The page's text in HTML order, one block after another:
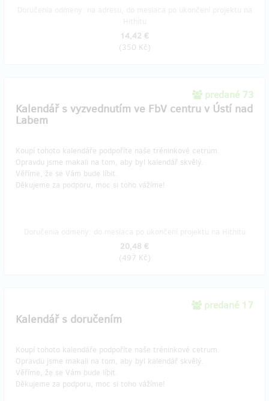
14,42 €
(350 Kč)
predané 73
Kalendář s vyzvednutím ve FbV centru v Ústí nad
Labem
Koupí tohoto kalendáře podpoříte naše tréninkové cetrum.
Opravdu jsme makali na tom, aby byl kalendář skvělý.
Věříme, že se Vám bude líbit.
Děkujeme za podporu, moc si toho vážíme!
20,48 €
(497 Kč)
predané 17
Kalendář s doručením
Koupí tohoto kalendáře podpoříte naše tréninkové cetrum.
Opravdu jsme makali na tom, aby byl kalendář skvělý.
Věříme, že se Vám bude líbit.
Děkujeme za podporu, moc si toho vážíme!